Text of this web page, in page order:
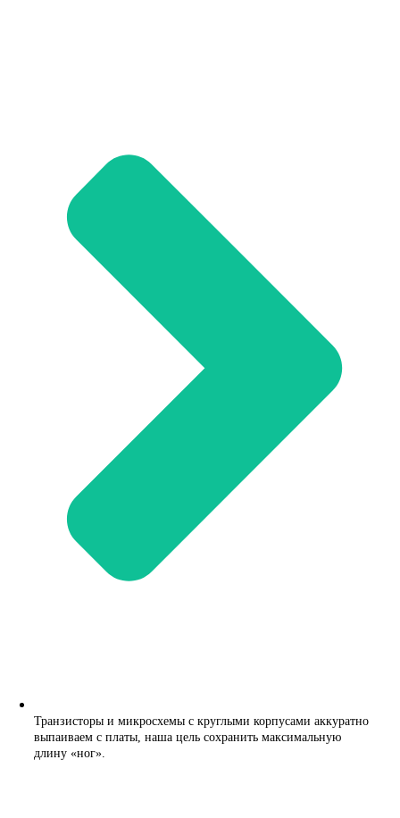
Транзисторы и микросхемы с круглыми корпусами аккуратно
выпаиваем с платы, наша цель сохранить максимальную
длину «ног».